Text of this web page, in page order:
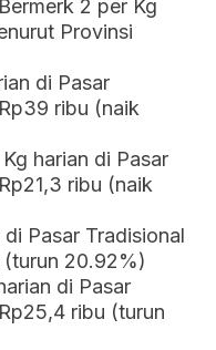
2 per Kg
Provinsi
di Pasar
ribu (naik
harian di Pasar
ribu (naik
Pasar Tradisional
(turun 20.92%)
di Pasar
ribu (turun